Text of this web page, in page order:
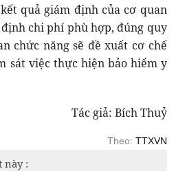
quả giám định của cơ quan
chi phí phù hợp, đúng quy
chức năng sẽ đề xuất cơ chế
sát việc thực hiện bảo hiểm y
Tác giả: Bích Thuỷ
Theo: TTXVN
này :